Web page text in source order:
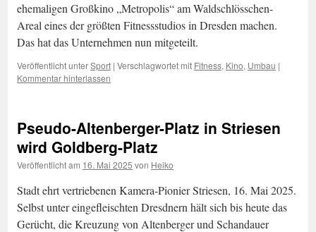
ehemaligen Großkino „Metropolis“ am Waldschlösschen-
Areal eines der größten Fitnessstudios in Dresden machen.
Das hat das Unternehmen nun mitgeteilt.
Veröffentlicht unterSport | Verschlagwortet mit Fitness, Kino, Umbau |
Kommentar hinterlassen
Pseudo-Altenberger-Platz in Striesen
wird Goldberg-Platz
Veröffentlicht am 16. Mai 2025 von Heiko
Stadt ehrt vertriebenen Kamera-Pionier Striesen, 16. Mai 2025.
Selbst unter eingefleischten Dresdnern hält sich bis heute das
Gerücht, die Kreuzung von Altenberger und Schandauer